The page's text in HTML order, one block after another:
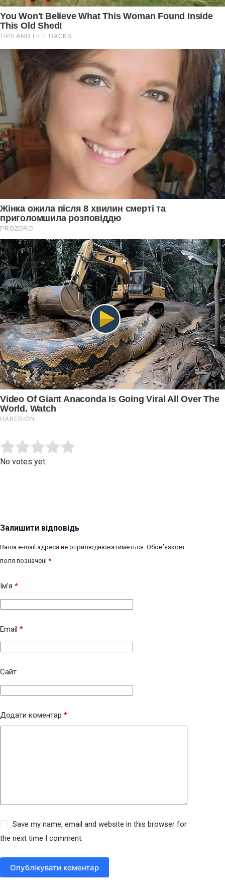
Rate this item:
No votes yet.
Залишити відповідь
Ваша e-mail адреса не оприлюднюватиметься. Обов’язкові
поля позначені *
Ім’я *
Email *
Сайт
Додати коментар *
Save my name, email and website in this browser for
the next time I comment.
Опублікувати коментар